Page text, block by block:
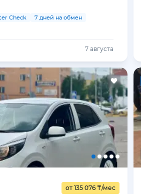
Check 7 дней на обмен
7 августа
от 135 076 ₸/мес